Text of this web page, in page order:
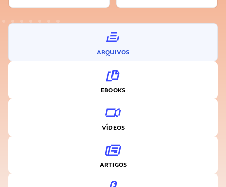
ARQUIVOS
EBOOKS
VÍDEOS
ARTIGOS